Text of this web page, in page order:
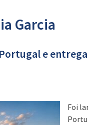
Garcia
e
Foi